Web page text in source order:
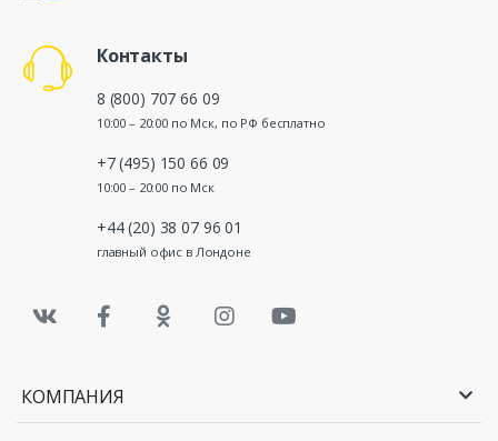
Контакты
8 (800) 707 66 09
10:00 – 20:00 по Мск, по РФ бесплатно
+7 (495) 150 66 09
10:00 – 20:00 по Мск
+44 (20) 38 07 96 01
главный офис в Лондоне
КОМПАНИЯ